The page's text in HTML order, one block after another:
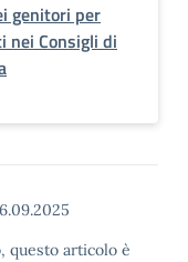
genitori per
nei Consigli di
questo articolo è